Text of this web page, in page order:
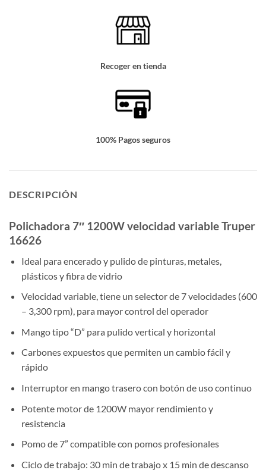
Recoger en tienda
100% Pagos seguros
DESCRIPCIÓN
Polichadora 7″ 1200W velocidad variable Truper
16626
Ideal para encerado y pulido de pinturas, metales,
plásticos y fibra de vidrio
Velocidad variable, tiene un selector de 7 velocidades (600
– 3,300 rpm), para mayor control del operador
Mango tipo “D” para pulido vertical y horizontal
Carbones expuestos que permiten un cambio fácil y
rápido
Interruptor en mango trasero con botón de uso continuo
Potente motor de 1200W mayor rendimiento y
resistencia
Pomo de 7” compatible con pomos profesionales
Ciclo de trabajo: 30 min de trabajo x 15 min de descanso